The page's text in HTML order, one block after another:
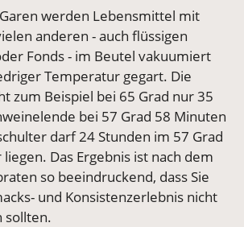
werden Lebensmittel mit
anderen - auch flüssigen
Fonds - im Beutel vakuumiert
Temperatur gegart. Die
zum Beispiel bei 65 Grad nur 35
bei 57 Grad 58 Minuten
darf 24 Stunden im 57 Grad
Das Ergebnis ist nach dem
so beeindruckend, dass Sie
und Konsistenzerlebnis nicht
sollten.